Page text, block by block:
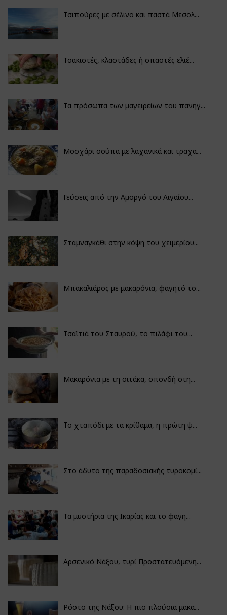
Τσιπούρες με σέλινο και παστά Μεσολ...
Τσακιστές, κλαστάδες ή σπαστές ελιέ...
Τα πρόσωπα των μαγειρείων του πανηγ...
Μοσχάρι σούπα με λαχανικά και τραχα...
Γεύσεις από την Αμοργό του Αιγαίου...
Σταμναγκάθι στην κόψη του χειμερίου...
Μπακαλιάρος με μακαρόνια, φαγητό το...
Τσαϊτιά του Σταυρού, το πιλάφι του...
Μακαρόνια με τη σιτάκα, σπονδή στη...
Το χταπόδι με τα κρίθαμα, η πρώτη ψ...
Στο άδυτο της παραδοσιακής τυροκομί...
Τα μυστήρια της Ικαρίας και το φαγη...
Αρσενικό Νάξου, τυρί Προστατευόμενη...
Ρόστο της Νάξου: Η πιο πλούσια μακα...